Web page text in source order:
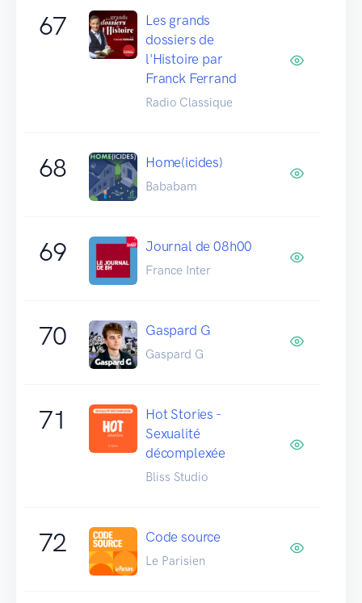
67
Les grands
dossiers de
l'Histoire par
Franck Ferrand
Radio Classique
68 Home(icides)
Bababam
69 Journal de 08h00
France Inter
70 Gaspard G
Gaspard G
71
Hot Stories -
Sexualité
décomplexée
Bliss Studio
72 Code source
Le Parisien